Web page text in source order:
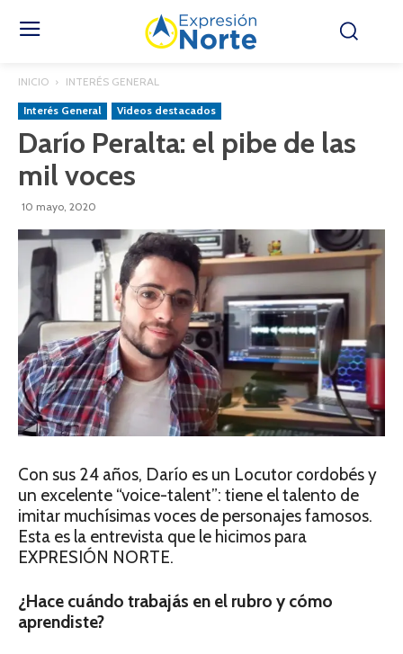
INICIO INTERÉS GENERAL
Interés General Videos destacados
Darío Peralta: el pibe de las
mil voces
10 mayo, 2020
Con sus 24 años, Darío es un Locutor cordobés y
un excelente “voice-talent”: tiene el talento de
imitar muchísimas voces de personajes famosos.
Esta es la entrevista que le hicimos para
EXPRESIÓN NORTE.
¿Hace cuándo trabajás en el rubro y cómo
aprendiste?